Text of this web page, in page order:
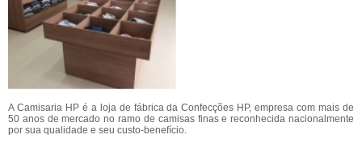
A Camisaria HP é a loja de fábrica da Confecções HP, empresa com mais de
50 anos de mercado no ramo de camisas finas e reconhecida nacionalmente
por sua qualidade e seu custo-benefício.